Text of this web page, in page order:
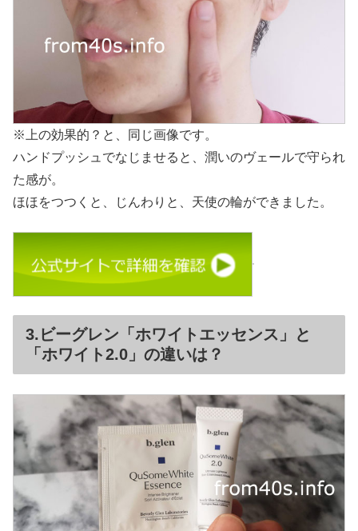
※上の効果的？と、同じ画像です。
ハンドプッシュでなじませると、潤いのヴェールで守られ
た感が。
ほほをつつくと、じんわりと、天使の輪ができました。
3.ビーグレン「ホワイトエッセンス」と
「ホワイト2.0」の違いは？